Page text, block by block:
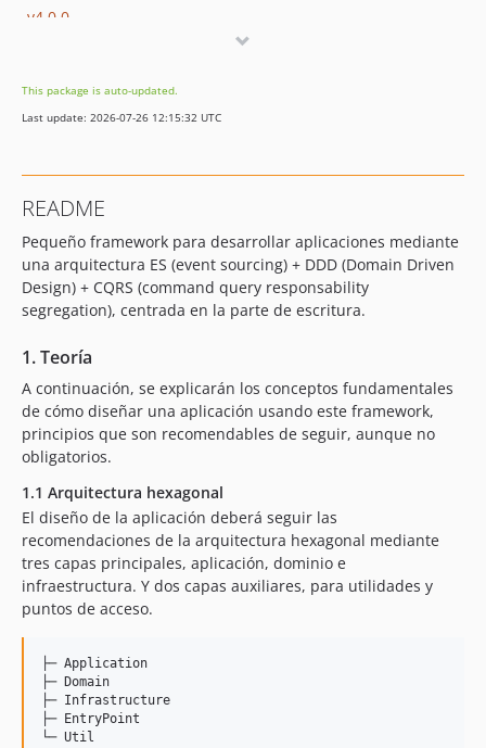
v4.0.0
v3.0.0
v2.3.2
v2.2.0
v2.1.0
v2.0.4
v2.0.3
v2.0.1
v2.0.0
v1.2.4
v1.2.3
v1.2.2
v1.2.1
v1.1.3
v1.1.2
v1.1.1
v1.1
dev-release-5.0
dev-feature/uuid-v7-create
dev-feature/typed-collection-value-object-iteration
This package is auto-updated.
Last update: 2026-07-26 12:15:32 UTC
README
Pequeño framework para desarrollar aplicaciones mediante
una arquitectura ES (event sourcing) + DDD (Domain Driven
Design) + CQRS (command query responsability
segregation), centrada en la parte de escritura.
1. Teoría
A continuación, se explicarán los conceptos fundamentales
de cómo diseñar una aplicación usando este framework,
principios que son recomendables de seguir, aunque no
obligatorios.
1.1 Arquitectura hexagonal
El diseño de la aplicación deberá seguir las
recomendaciones de la arquitectura hexagonal mediante
tres capas principales, aplicación, dominio e
infraestructura. Y dos capas auxiliares, para utilidades y
puntos de acceso.
├─ Application
├─ Domain
├─ Infrastructure
├─ EntryPoint